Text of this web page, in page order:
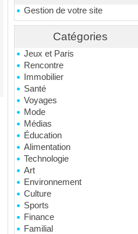
Gestion de votre site
Catégories
Jeux et Paris
Rencontre
Immobilier
Santé
Voyages
Mode
Médias
Éducation
Alimentation
Technologie
Art
Environnement
Culture
Sports
Finance
Familial